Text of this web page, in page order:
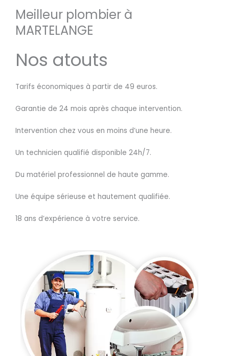
Meilleur plombier à
MARTELANGE
Nos atouts
Tarifs économiques à partir de 49 euros.
Garantie de 24 mois après chaque intervention.
Intervention chez vous en moins d’une heure.
Un technicien qualifié disponible 24h/7.
Du matériel professionnel de haute gamme.
Une équipe sérieuse et hautement qualifiée.
18 ans d’expérience à votre service.